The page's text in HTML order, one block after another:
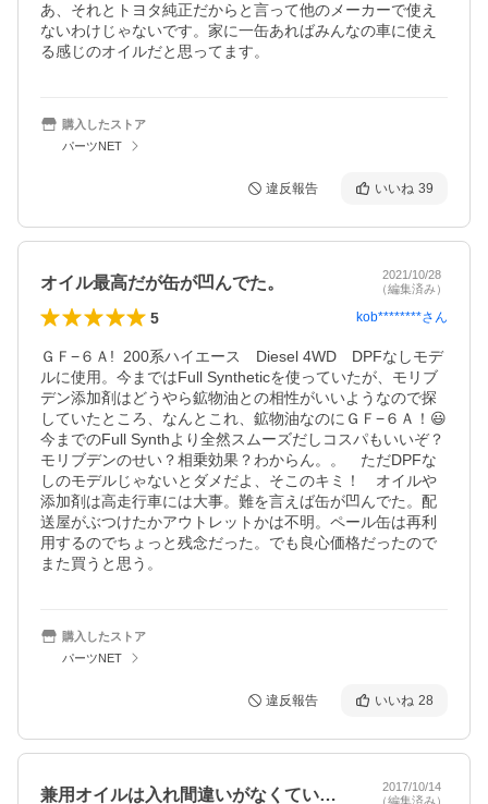
あ、それとトヨタ純正だからと言って他のメーカーで使え
ないわけじゃないです。家に一缶あればみんなの車に使え
る感じのオイルだと思ってます。
購入したストア
パーツNET
違反報告 いいね 39
オイル最高だが缶が凹んでた。
2021/10/28
（編集済み）
5 kob********さん
ＧＦ−６Ａ!  200系ハイエース　Diesel 4WD　DPFなしモデ
ルに使用。今まではFull Syntheticを使っていたが、モリブ
デン添加剤はどうやら鉱物油との相性がいいようなので探
していたところ、なんとこれ、鉱物油なのにＧＦ−６Ａ！😃
今までのFull Synthより全然スムーズだしコスパもいいぞ？
モリブデンのせい？相乗効果？わからん。。　ただDPFな
しのモデルじゃないとダメだよ、そこのキミ！　オイルや
添加剤は高走行車には大事。難を言えば缶が凹んでた。配
送屋がぶつけたかアウトレットかは不明。ペール缶は再利
用するのでちょっと残念だった。でも良心価格だったので
また買うと思う。
購入したストア
パーツNET
違反報告 いいね 28
兼用オイルは入れ間違いがなくていいぜ！
2017/10/14
（編集済み）